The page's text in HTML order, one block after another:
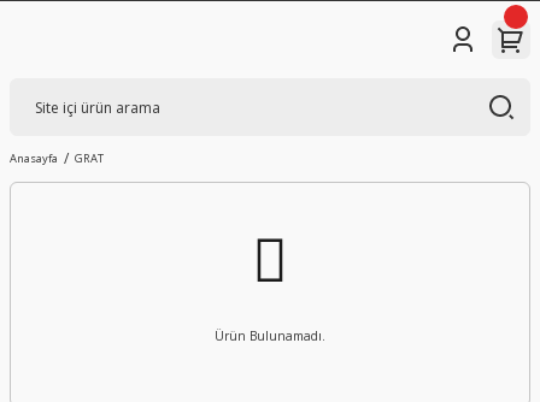
Anasayfa GRAT
Ürün Bulunamadı.